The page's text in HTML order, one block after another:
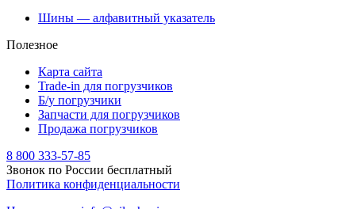
Шины — алфавитный указатель
Полезное
Карта сайта
Trade-in для погрузчиков
Б/у погрузчики
Запчасти для погрузчиков
Продажа погрузчиков
8 800 333-57-85
Звонок по России бесплатный
Политика конфиденциальности